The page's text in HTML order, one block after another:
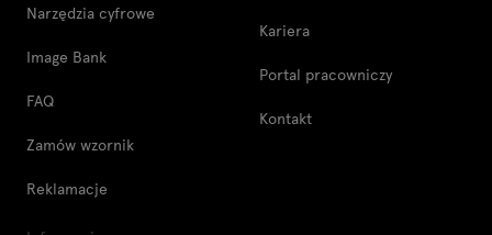
Narzędzia cyfrowe
Image Bank
FAQ
Zamów wzornik
Reklamacje
Kariera
Portal pracowniczy
Kontakt